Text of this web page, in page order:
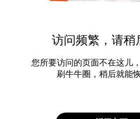
访问频繁，请稍
您所要访问的页面不在这儿
刷牛牛圈，稍后就能